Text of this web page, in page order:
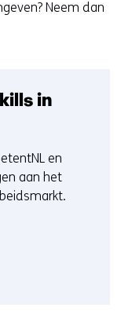
Neem dan
in
en
aan het